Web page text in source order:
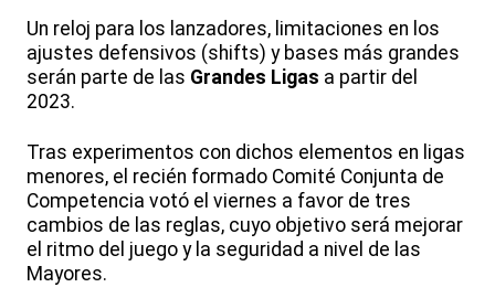
Un reloj para los lanzadores, limitaciones en los
ajustes defensivos (shifts) y bases más grandes
serán parte de las Grandes Ligas a partir del
2023.
Tras experimentos con dichos elementos en ligas
menores, el recién formado Comité Conjunta de
Competencia votó el viernes a favor de tres
cambios de las reglas, cuyo objetivo será mejorar
el ritmo del juego y la seguridad a nivel de las
Mayores.